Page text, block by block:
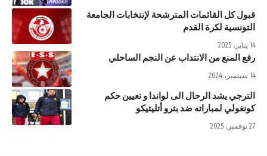
قبول كل القائمات المترشحة لإنتخابات الجامعة
التونسية لكرة القدم
14 يناير، 2025
رفع المنع من الانتداب عن النجم الساحلي
14 سبتمبر، 2024
الترجي يشد الرحال الى لواندا و تعيين حكم
كونغولي لمباراته ضد بترو أتليتيكو
27 نوفمبر، 2025